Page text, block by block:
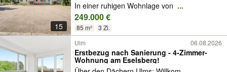
15
In einer ruhigen Wohnlage von ...
249.000 €
85 m² 3 Zi.
Ulm 06.08.2026
Erstbezug nach Sanierung - 4-Zimmer-
Wohnung am Eselsberg!